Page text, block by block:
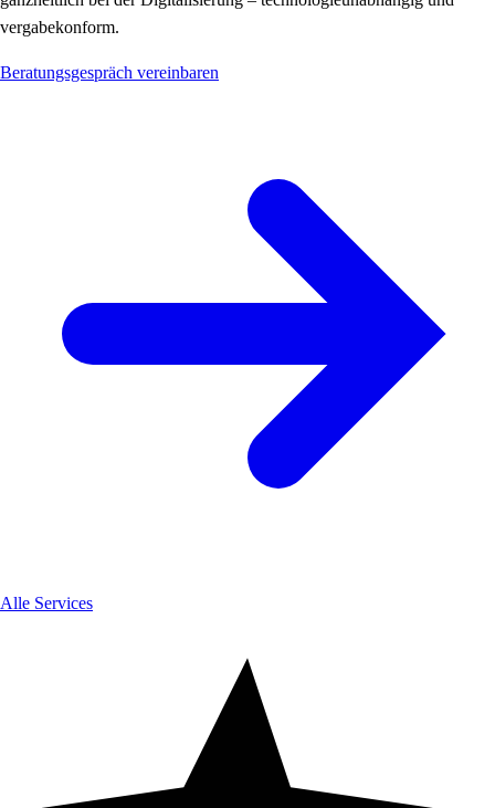
vergabekonform.
Beratungsgespräch vereinbaren
Alle Services